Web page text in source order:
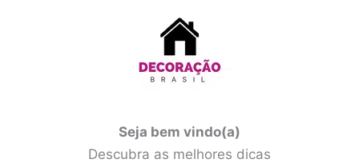
Seja bem vindo(a)
Descubra as melhores dicas